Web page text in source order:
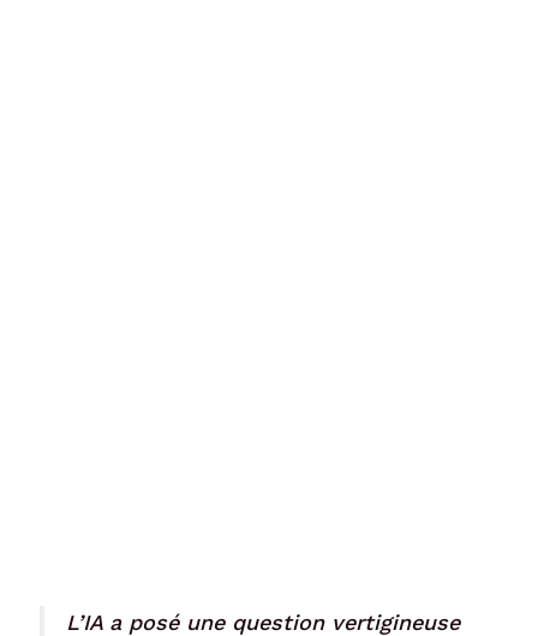
L’IA a posé une question vertigineuse